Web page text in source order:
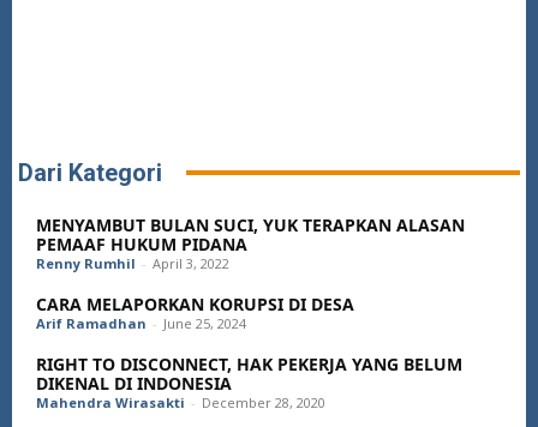
Dari Kategori
MENYAMBUT BULAN SUCI, YUK TERAPKAN ALASAN
PEMAAF HUKUM PIDANA
Renny Rumhil - April 3, 2022
CARA MELAPORKAN KORUPSI DI DESA
Arif Ramadhan - June 25, 2024
RIGHT TO DISCONNECT, HAK PEKERJA YANG BELUM
DIKENAL DI INDONESIA
Mahendra Wirasakti - December 28, 2020